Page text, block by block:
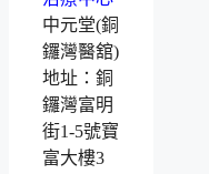
中元堂(銅
鑼灣醫舘)
地址：銅
鑼灣富明
街1-5號寶
富大樓3